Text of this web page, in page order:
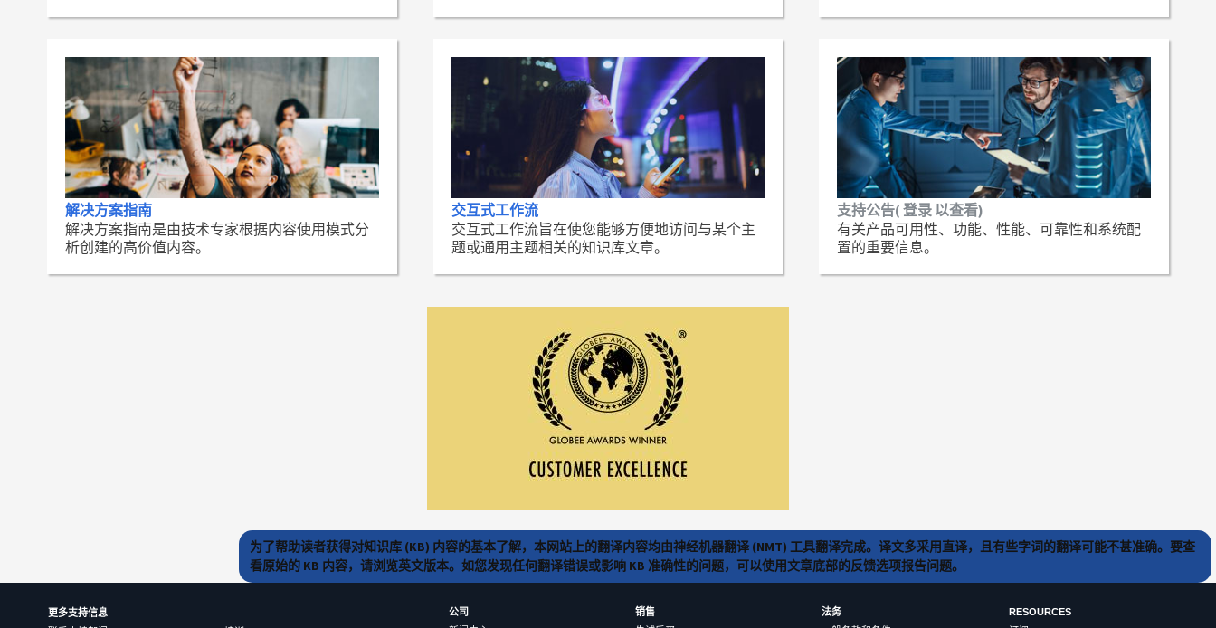
解决方案指南
解决方案指南是由技术专家根据内容使用模式分
析创建的高价值内容。
交互式工作流
交互式工作流旨在使您能够方便地访问与某个主
题或通用主题相关的知识库文章。
支持公告( 登录 以查看)
有关产品可用性、功能、性能、可靠性和系统配
置的重要信息。
为了帮助读者获得对知识库 (KB) 内容的基本了解，本网站上的翻译内容均由神经机器翻译 (NMT) 工具翻译完成。译文多采用直译，且有些字词的翻译可能不甚准确。要查
看原始的 KB 内容，请浏览英文版本。如您发现任何翻译错误或影响 KB 准确性的问题，可以使用文章底部的反馈选项报告问题。
更多支持信息
公司
销售
法务
RESOURCES